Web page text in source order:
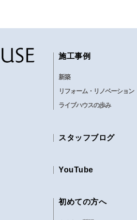
施工事例
新築
リフォーム・リノベーション
ライブハウスの歩み
スタッフブログ
YouTube
初めての方へ